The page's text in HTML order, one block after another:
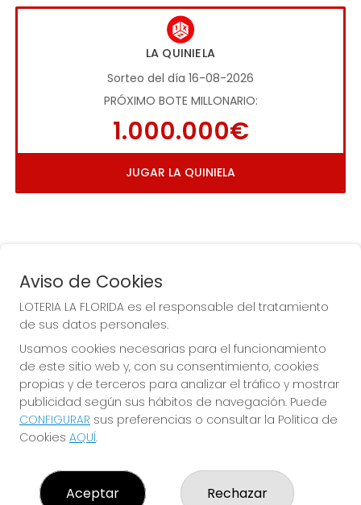
LA QUINIELA
Sorteo del día 16-08-2026
PRÓXIMO BOTE MILLONARIO:
1.000.000€
JUGAR LA QUINIELA
COMPRA EN LOTERIA LA
FLORIDA
Y QUE LAS MEIGAS TE
ACOMPAÑEN
Aviso de Cookies
LOTERIA LA FLORIDA es el responsable del tratamiento
de sus datos personales.
Usamos cookies necesarias para el funcionamiento
de este sitio web y, con su consentimiento, cookies
propias y de terceros para analizar el tráfico y mostrar
publicidad según sus hábitos de navegación. Puede
CONFIGURAR sus preferencias o consultar la Política de
Cookies AQUÍ.
Aceptar Rechazar